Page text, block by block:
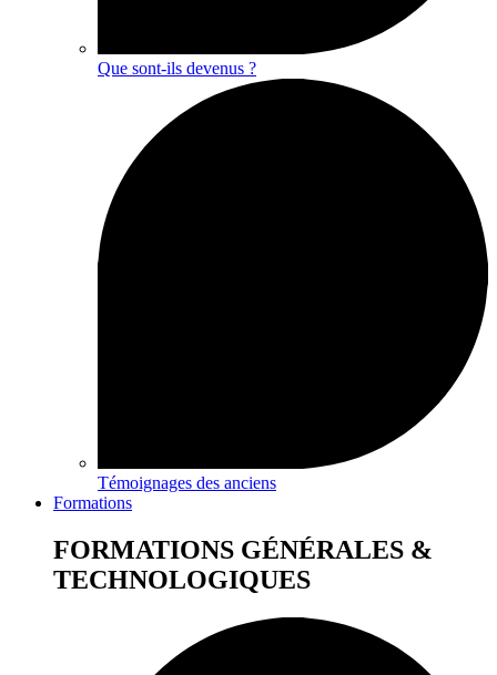
Que sont-ils devenus ?
Témoignages des anciens
Formations
FORMATIONS GÉNÉRALES &
TECHNOLOGIQUES